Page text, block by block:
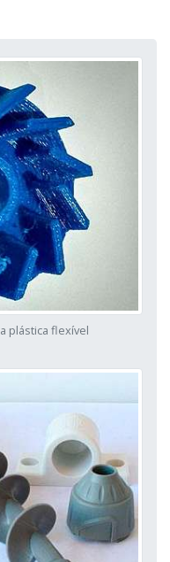
plástica flexível